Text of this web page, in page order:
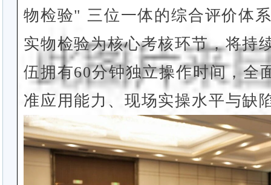
物检验" 三位一体的综合评价体
实物检验为核心考核环节，将持
伍拥有60分钟独立操作时间，全
准应用能力、现场实操水平与缺